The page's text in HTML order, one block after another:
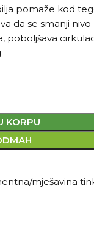
pomaže kod
da se smanji nivo
poboljšava
KORPU
mješavina